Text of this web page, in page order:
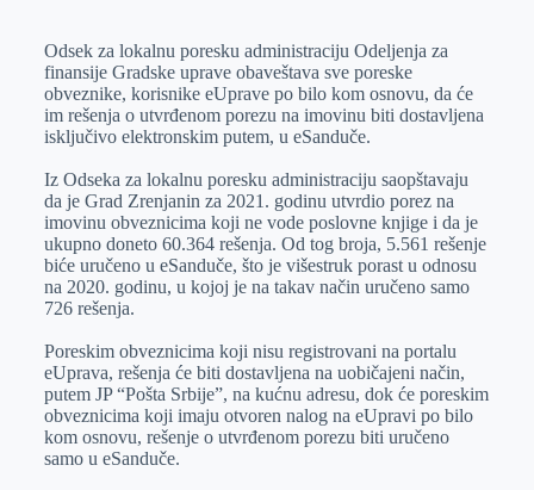
r
n
A
p
p
i
l
Odsek za lokalnu poresku administraciju Odeljenja za
finansije Gradske uprave obaveštava sve poreske
obveznike, korisnike eUprave po bilo kom osnovu, da će
im rešenja o utvrđenom porezu na imovinu biti dostavljena
isključivo elektronskim putem, u eSanduče.
Iz Odseka za lokalnu poresku administraciju saopštavaju
da je Grad Zrenjanin za 2021. godinu utvrdio porez na
imovinu obveznicima koji ne vode poslovne knjige i da je
ukupno doneto 60.364 rešenja. Od tog broja, 5.561 rešenje
biće uručeno u eSanduče, što je višestruk porast u odnosu
na 2020. godinu, u kojoj je na takav način uručeno samo
726 rešenja.
Poreskim obveznicima koji nisu registrovani na portalu
eUprava, rešenja će biti dostavljena na uobičajeni način,
putem JP “Pošta Srbije”, na kućnu adresu, dok će poreskim
obveznicima koji imaju otvoren nalog na eUpravi po bilo
kom osnovu, rešenje o utvrđenom porezu biti uručeno
samo u eSanduče.